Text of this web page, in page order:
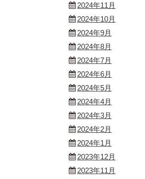
2024年11月
2024年10月
2024年9月
2024年8月
2024年7月
2024年6月
2024年5月
2024年4月
2024年3月
2024年2月
2024年1月
2023年12月
2023年11月